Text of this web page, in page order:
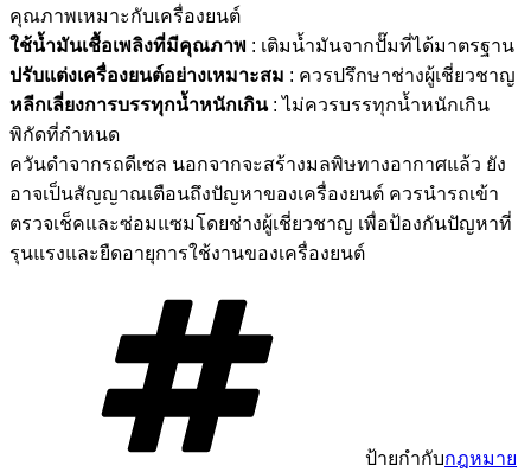
คุณภาพเหมาะกับเครื่องยนต์
ใช้น้ำมันเชื้อเพลิงที่มีคุณภาพ : เติมน้ำมันจากปั๊มที่ได้มาตรฐาน
ปรับแต่งเครื่องยนต์อย่างเหมาะสม : ควรปรึกษาช่างผู้เชี่ยวชาญ
หลีกเลี่ยงการบรรทุกน้ำหนักเกิน: ไม่ควรบรรทุกน้ำหนักเกิน
พิกัดที่กำหนด
ควันดำจากรถดีเซล นอกจากจะสร้างมลพิษทางอากาศแล้ว ยัง
อาจเป็นสัญญาณเตือนถึงปัญหาของเครื่องยนต์ ควรนำรถเข้า
ตรวจเช็คและซ่อมแซมโดยช่างผู้เชี่ยวชาญ เพื่อป้องกันปัญหาที่
รุนแรงและยืดอายุการใช้งานของเครื่องยนต์
ป้ายกำกับกฎหมาย